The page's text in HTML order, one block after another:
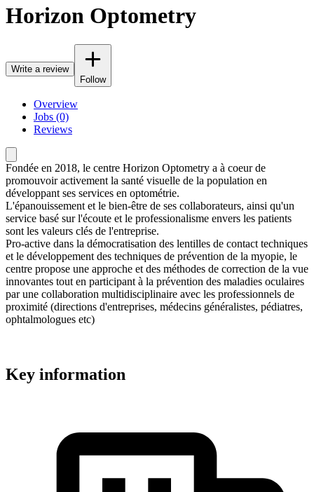
Horizon Optometry
Write a review
Follow
Overview
Jobs (0)
Reviews
Fondée en 2018, le centre Horizon Optometry a à coeur de
promouvoir activement la santé visuelle de la population en
développant ses services en optométrie.
L'épanouissement et le bien-être de ses collaborateurs, ainsi qu'un
service basé sur l'écoute et le professionalisme envers les patients
sont les valeurs clés de l'entreprise.
Pro-active dans la démocratisation des lentilles de contact techniques
et le développement des techniques de prévention de la myopie, le
centre propose une approche et des méthodes de correction de la vue
innovantes tout en participant à la prévention des maladies oculaires
par une collaboration multidisciplinaire avec les professionnels de
proximité (directions d'entreprises, médecins généralistes, pédiatres,
ophtalmologues etc)
Key information